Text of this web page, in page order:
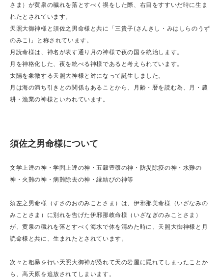
さま）が黄泉の穢れを落とすべく禊をした際、右目をすすいだ時に生ま
れたとされています。
天照大御神様と須佐之男命様と共に「三貴子(さんきし・みはしらのうず
のみこ)」と称されています。
月読命様は、神名が表す通り月の神様で夜の国を統治します。
月を神格化した、夜を統べる神様であると考えられています。
太陽を象徴する天照大神様と対になって誕生しました。
月は海の満ち引きとの関係もあることから、月齢・暦を読む為、月・農
耕・漁業の神様といわれています。
須佐之男命様について
文学上達の神・学問上達の神・五穀豊穣の神・防災除疫の神・水難の
神・火難の神・病難除去の神・縁結びの神等
須左之男命様（すさのおのみことさま）は、伊邪那美命様（いざなみの
みことさま）に別れを告げた伊邪那岐命様（いざなぎのみことさま）
が、黄泉の穢れを落とすべく海水で体を清めた時に、天照大御神様と月
読命様と共に、生まれたとされています。
次々と粗暴を行い天照大御神が恐れて天の岩屋に隠れてしまったことか
ら、高天原を追放されてしまいます。